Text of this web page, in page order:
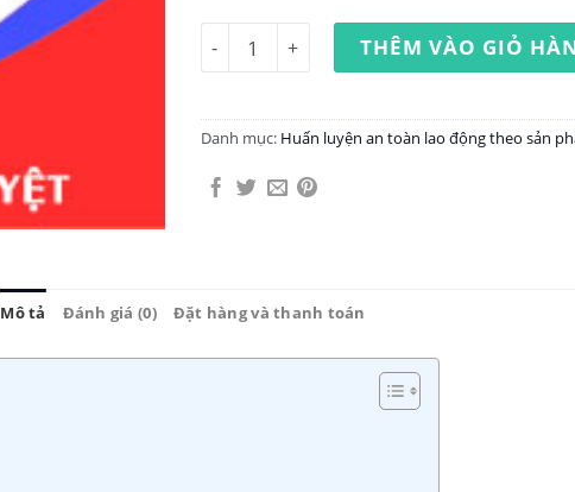
Huấn luyện an toàn lao động sản xuất
THÊM VÀO GIỎ
Danh mục: Huấn luyện an toàn lao động theo sản
Mô tả Đánh giá (0) Đặt hàng và thanh toán